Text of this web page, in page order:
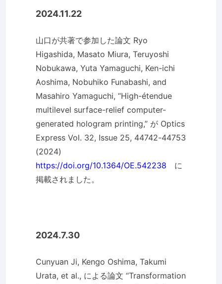
2024.11.22
山口が共著で参加した論文 Ryo
Higashida, Masato Miura, Teruyoshi
Nobukawa, Yuta Yamaguchi, Ken-ichi
Aoshima, Nobuhiko Funabashi, and
Masahiro Yamaguchi, “High-étendue
multilevel surface-relief computer-
generated hologram printing,” が Optics
Express Vol. 32, Issue 25, 44742-44753
(2024)
https://doi.org/10.1364/OE.542238 に
掲載されました。
2024.7.30
Cunyuan Ji, Kengo Oshima, Takumi
Urata, et al., による論文 “Transformation